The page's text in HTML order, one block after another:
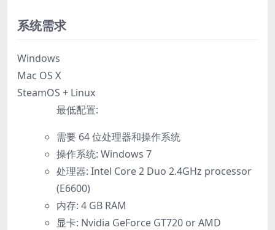
系统需求
Windows
Mac OS X
SteamOS + Linux
最低配置:
需要 64 位处理器和操作系统
操作系统: Windows 7
处理器: Intel Core 2 Duo 2.4GHz processor
(E6600)
内存: 4 GB RAM
显卡: Nvidia GeForce GT720 or AMD